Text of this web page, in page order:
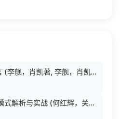
数据科学中的R语言 (李舰，肖凯著, 李舰，肖凯著；吴喜之审校, Pdg2Pic).pdf
Android源码设计模式解析与实战 (何红辉，关爱民著, 何红辉, 关爱民著, 何红辉, 关爱民).pdf